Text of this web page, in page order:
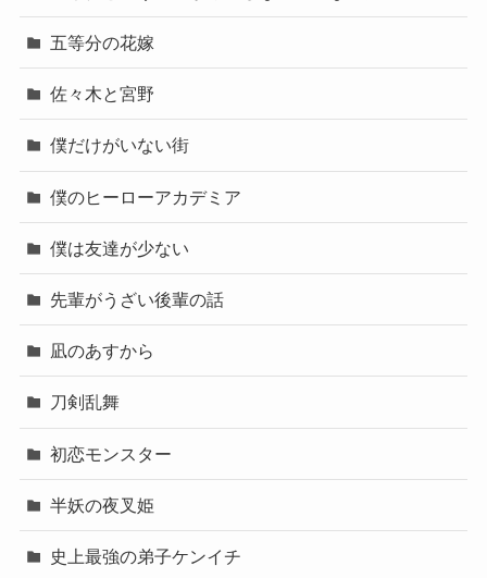
五等分の花嫁
佐々木と宮野
僕だけがいない街
僕のヒーローアカデミア
僕は友達が少ない
先輩がうざい後輩の話
凪のあすから
刀剣乱舞
初恋モンスター
半妖の夜叉姫
史上最強の弟子ケンイチ